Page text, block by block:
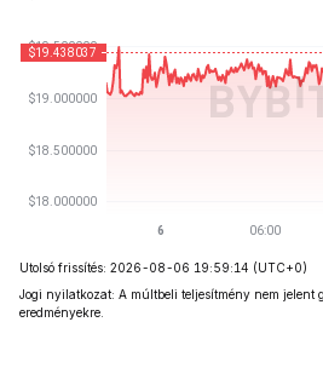
Utolsó frissítés: 2026-08-06 19:59:14 (UTC+0)
Jogi nyilatkozat: A múltbeli teljesítmény nem jelent
eredményekre.